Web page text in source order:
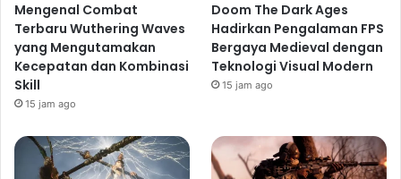
Mengenal Combat
Terbaru Wuthering Waves
yang Mengutamakan
Kecepatan dan Kombinasi
Skill
15 jam ago
Doom The Dark Ages
Hadirkan Pengalaman FPS
Bergaya Medieval dengan
Teknologi Visual Modern
15 jam ago